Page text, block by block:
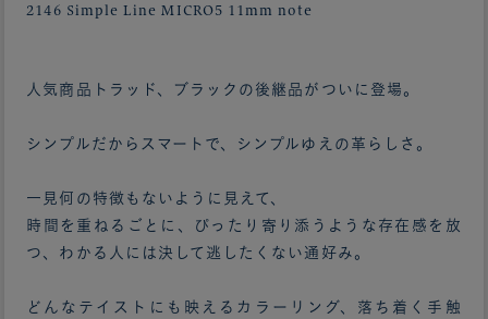
2146 Simple Line MICRO5 11mm note
人気商品トラッド、ブラックの後継品がついに登場。
シンプルだからスマートで、シンプルゆえの革らしさ。
一見何の特徴もないように見えて、
時間を重ねるごとに、ぴったり寄り添うような存在感を放
つ、わかる人には決して逃したくない通好み。
どんなテイストにも映えるカラーリング、落ち着く手触